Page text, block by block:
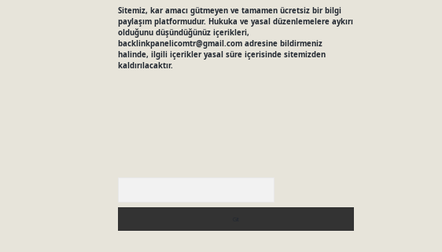
Sitemiz, kar amacı gütmeyen ve tamamen ücretsiz bir bilgi
paylaşım platformudur. Hukuka ve yasal düzenlemelere aykırı
olduğunu düşündüğünüz içerikleri,
backlinkpanelicomtr@gmail.comadresine bildirmeniz
halinde, ilgili içerikler yasal süre içerisinde sitemizden
kaldırılacaktır.